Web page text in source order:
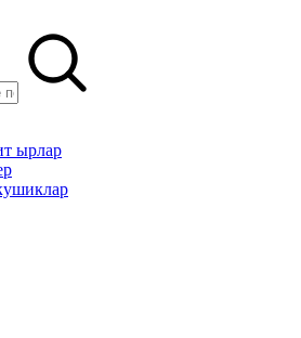
ырлар